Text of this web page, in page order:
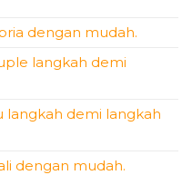
dengan mudah.
langkah demi
langkah demi langkah
dengan mudah.